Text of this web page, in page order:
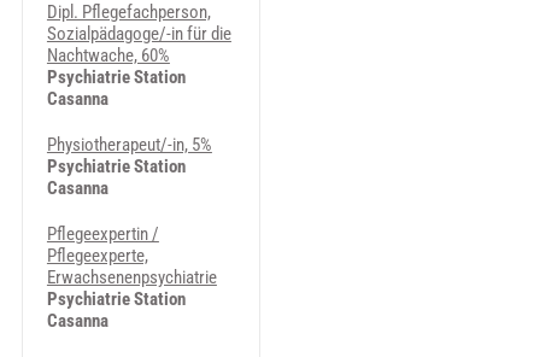
Dipl. Pflegefachperson,
Sozialpädagoge/-in für die
Nachtwache, 60%
Psychiatrie Station
Casanna
Physiotherapeut/-in, 5%
Psychiatrie Station
Casanna
Pflegeexpertin /
Pflegeexperte,
Erwachsenenpsychiatrie
Psychiatrie Station
Casanna